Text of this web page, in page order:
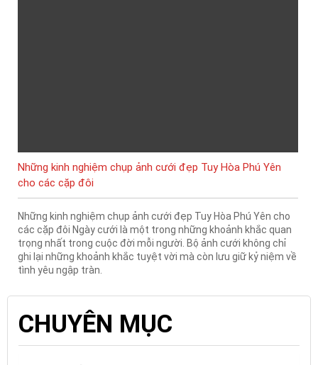
Những kinh nghiệm chụp ảnh cưới đẹp Tuy Hòa Phú Yên
cho các cặp đôi
Những kinh nghiệm chụp ảnh cưới đẹp Tuy Hòa Phú Yên cho
các cặp đôi Ngày cưới là một trong những khoảnh khắc quan
trọng nhất trong cuộc đời mỗi người. Bộ ảnh cưới không chỉ
ghi lại những khoảnh khắc tuyệt vời mà còn lưu giữ kỷ niệm về
tình yêu ngập tràn.
CHUYÊN MỤC